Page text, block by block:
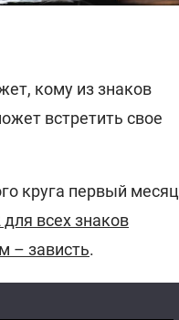
кому из знаков
встретить свое
круга первый месяц
всех знаков
– зависть.